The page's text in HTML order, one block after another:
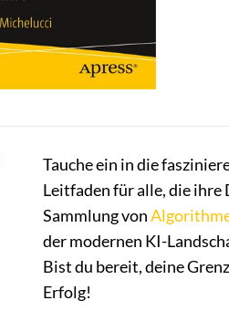
Tauche ein in die
Leitfaden für alle, die ihre
Sammlung von
der modernen KI-
Bist du bereit, deine
Erfolg!